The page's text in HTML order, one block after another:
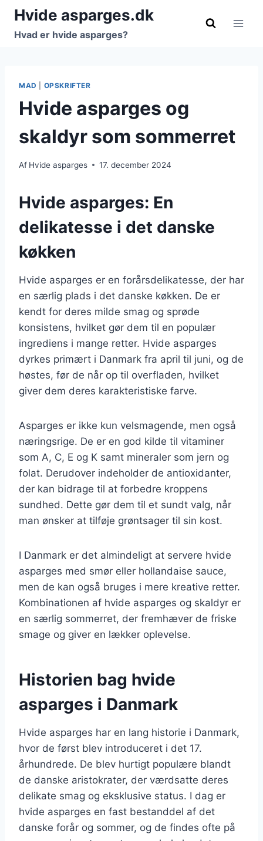
Fortsæt
indhold
Hvide asparges.dk
Hvad er hvide asparges?
MAD OPSKRIFTER
Hvide asparges og
skaldyr som sommerret
Af Hvide asparges 17. december 2024
Hvide asparges: En
delikatesse i det danske
køkken
Hvide asparges er en forårsdelikatesse, der har
en særlig plads i det danske køkken. De er
kendt for deres milde smag og sprøde
konsistens, hvilket gør dem til en populær
ingrediens i mange retter. Hvide asparges
dyrkes primært i Danmark fra april til juni, og de
høstes, før de når op til overfladen, hvilket
giver dem deres karakteristiske farve.
Asparges er ikke kun velsmagende, men også
næringsrige. De er en god kilde til vitaminer
som A, C, E og K samt mineraler som jern og
folat. Derudover indeholder de antioxidanter,
der kan bidrage til at forbedre kroppens
sundhed. Dette gør dem til et sundt valg, når
man ønsker at tilføje grøntsager til sin kost.
I Danmark er det almindeligt at servere hvide
asparges med smør eller hollandaise sauce,
men de kan også bruges i mere kreative retter.
Kombinationen af hvide asparges og skaldyr er
en særlig sommerret, der fremhæver de friske
smage og giver en lækker oplevelse.
Historien bag hvide
asparges i Danmark
Hvide asparges har en lang historie i Danmark,
hvor de først blev introduceret i det 17.
århundrede. De blev hurtigt populære blandt
de danske aristokrater, der værdsatte deres
delikate smag og eksklusive status. I dag er
hvide asparges en fast bestanddel af det
danske forår og sommer, og de findes ofte på